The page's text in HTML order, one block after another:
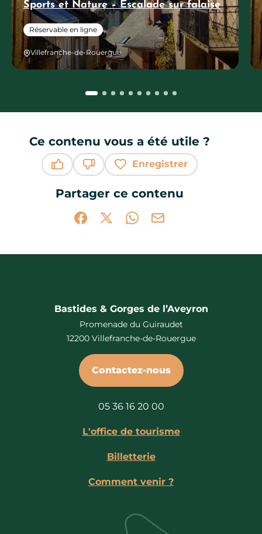
Sports et Nature – Escalade sur falaise
Réservable en ligne
Villefranche-de-Rouergue
Ce contenu vous a été utile ?
Enregistrer
Partager ce contenu
Partager sur Facebook (nouvelle
Partager sur X / Twitter (nouvelle
Partager sur WhatsApp
Partager par mail
Bastides & Gorges de l’Aveyron
Promenade du Guiraudet
12200 Villefranche-de-Rouergue
Contactez-nous
05 36 16 20 00
L'office de tourisme
Billetterie
Comment venir ?